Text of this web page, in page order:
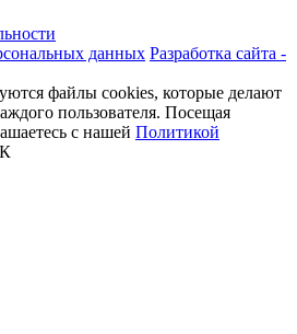
данных Разработка сайта -
файлы cookies, которые делают
пользователя. Посещая
c нашей Политикой